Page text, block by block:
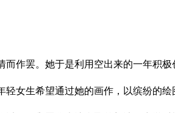
作罢。她于是利用空出来的一年积
女生希望通过她的画作，以缤纷的